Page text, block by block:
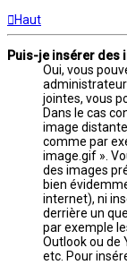
Haut
Puis-je insérer des
Oui, vous
jointes, vous
Dans le cas
image
comme par
image.gif ».
des images
bien
internet), ni
derrière un
par exemple
Outlook ou de
etc. Pour